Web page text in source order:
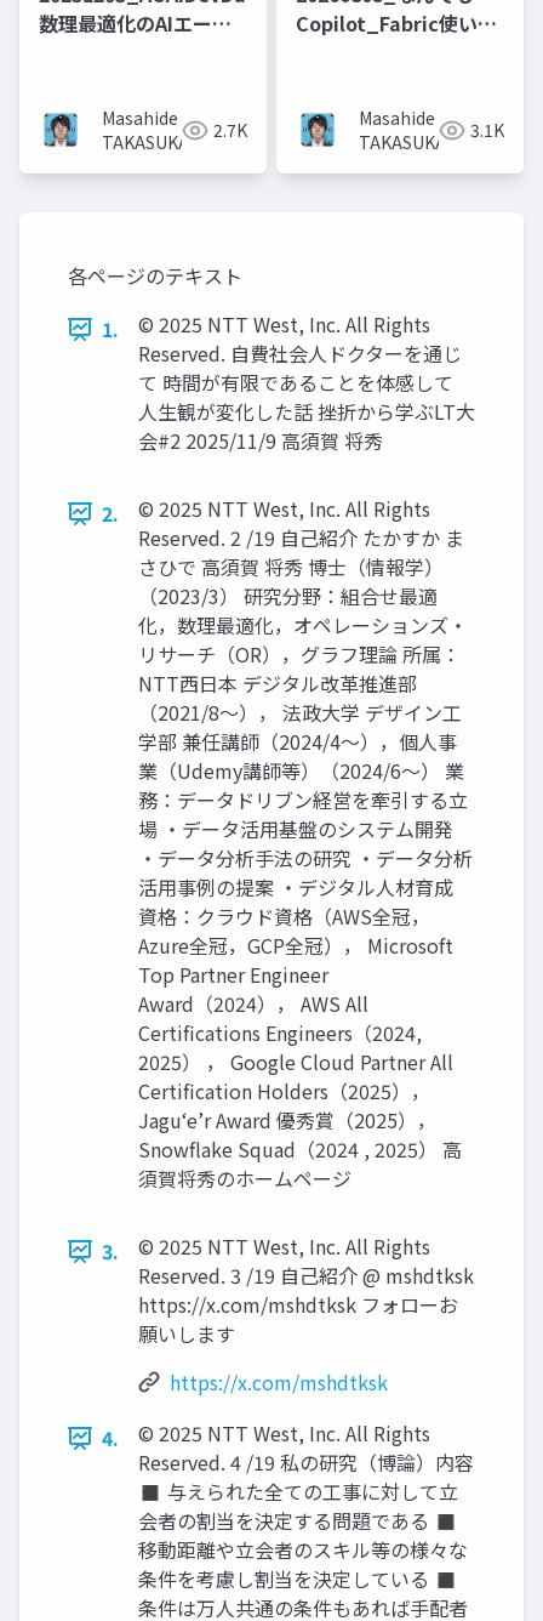
数理最適化のAIエージ
役割の理解と共存戦略
ー
Masahide
TAKASUKA
2.7K
Copilot_Fabric使いの
せ 〜Copilotから呼
ぶ・Agent 365で管
理・Fabricと使い分け
Masahide
TAKASUKA
3.1K
各ページのテキスト
1.
© 2025 NTT West, Inc. All Rights
Reserved. 自費社会人ドクターを通じ
て 時間が有限であることを体感して
人生観が変化した話 挫折から学ぶLT大
会#2 2025/11/9 高須賀 将秀
2.
© 2025 NTT West, Inc. All Rights
Reserved. 2 /19 自己紹介 たかすか ま
さひで 高須賀 将秀 博士（情報学）
（2023/3） 研究分野：組合せ最適
化，数理最適化，オペレーションズ・
リサーチ（OR），グラフ理論 所属：
NTT西日本 デジタル改革推進部
（2021/8～）， 法政大学 デザイン工
学部 兼任講師（2024/4～），個人事
業（Udemy講師等）（2024/6～） 業
務：データドリブン経営を牽引する立
場 ・データ活用基盤のシステム開発
・データ分析手法の研究 ・データ分析
活用事例の提案 ・デジタル人材育成
資格：クラウド資格（AWS全冠，
Azure全冠，GCP全冠）， Microsoft
Top Partner Engineer
Award（2024）， AWS All
Certifications Engineers（2024,
2025） ， Google Cloud Partner All
Certification Holders（2025），
Jagu‘e’r Award 優秀賞（2025），
Snowflake Squad（2024 , 2025） 高
須賀将秀のホームページ
3.
© 2025 NTT West, Inc. All Rights
Reserved. 3 /19 自己紹介 @ mshdtksk
https://x.com/mshdtksk フォローお
願いします
https://x.com/mshdtksk
4.
© 2025 NTT West, Inc. All Rights
Reserved. 4 /19 私の研究（博論）内容
◼ 与えられた全ての工事に対して立
会者の割当を決定する問題である ◼
移動距離や立会者のスキル等の様々な
条件を考慮し割当を決定している ◼
条件は万人共通の条件もあれば手配者